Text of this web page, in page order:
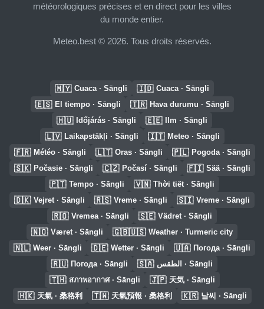
météorologiques précises et en direct pour les villes
du monde entier.
Meteo.best © 2026. Tous droits réservés.
🇲🇾 Cuaca · Sāngli 🇮🇩 Cuaca · Sāngli
🇪🇸 El tiempo · Sāngli 🇹🇷 Hava durumu · Sāngli
🇭🇺 Időjárás · Sāngli 🇪🇪 Ilm · Sāngli
🇱🇻 Laikapstākļi · Sāngli 🇮🇹 Meteo · Sāngli
🇫🇷 Météo · Sāngli 🇱🇹 Oras · Sāngli 🇵🇱 Pogoda · Sāngli
🇸🇰 Počasie · Sāngli 🇨🇿 Počasí · Sāngli 🇫🇮 Sää · Sāngli
🇵🇹 Tempo · Sāngli 🇻🇳 Thời tiết · Sāngli
🇩🇰 Vejret · Sāngli 🇷🇸 Vreme · Sāngli 🇸🇮 Vreme · Sāngli
🇷🇴 Vremea · Sāngli 🇸🇪 Vädret · Sāngli
🇳🇴 Været · Sāngli 🇬🇧🇺🇸 Weather · Turmeric city
🇳🇱 Weer · Sāngli 🇩🇪 Wetter · Sāngli 🇺🇦 Погода · Sāngli
🇷🇺 Погода · Sāngli 🇸🇦 الطقس · Sāngli
🇹🇭 สภาพอากาศ · Sāngli 🇯🇵 天気 · Sāngli
🇭🇰 天氣 · 桑格利 🇹🇼 天氣預報 · 桑格利 🇰🇷 날씨 · Sāngli